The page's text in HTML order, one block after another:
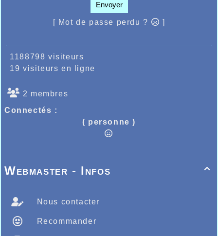
Envoyer
[ Mot de passe perdu ? ]
1188798 visiteurs
19 visiteurs en ligne
2 membres
Connectés :
( personne )

Webmaster - Infos
Nous contacter
Recommander